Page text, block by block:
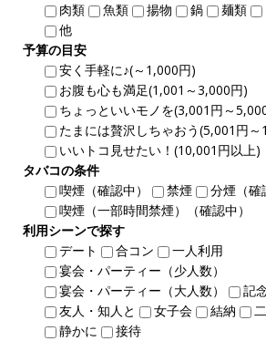
肉類
魚類 揚物 鍋 麺類
他
予算の目安
安く手軽に♪(～1,000円)
お腹も心も満足(1,001～3,000円)
ちょっといいモノを(3,001円～
たまには贅沢しちゃおう(5,001円～
いいトコ見せたい！(10,001円以上)
タバコの条件
喫煙（確認中）
禁煙
分煙（確
喫煙（一部時間禁煙）（確認中）
利用シーンで探す
デート
合コン
一人利用
宴会・パーティー（少人数）
宴会・パーティー（大人数）
記
友人・知人と
女子会 結納
静かに
接待